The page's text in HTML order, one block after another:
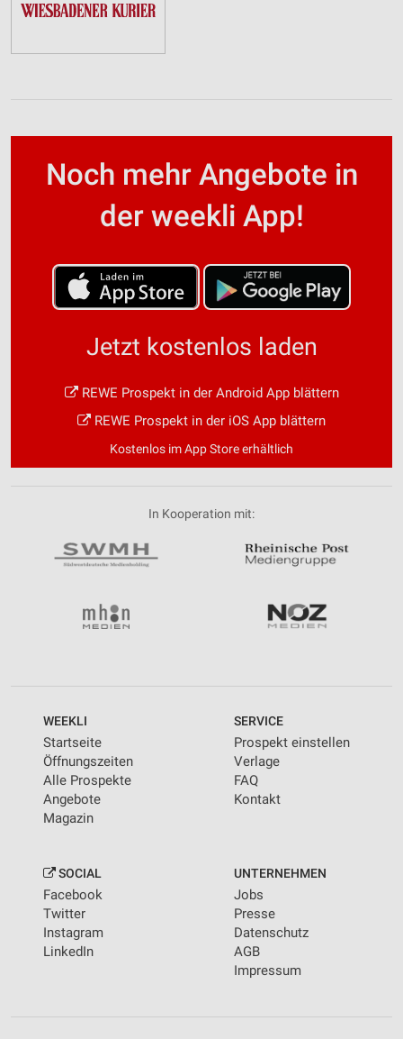
Noch mehr Angebote in
der weekli App!
Jetzt kostenlos laden
REWE Prospekt in der Android App blättern
REWE Prospekt in der iOS App blättern
Kostenlos im App Store erhältlich
In Kooperation mit:
WEEKLI
Startseite
Öffnungszeiten
Alle Prospekte
Angebote
Magazin
SERVICE
Prospekt einstellen
Verlage
FAQ
Kontakt
SOCIAL
Facebook
Twitter
Instagram
LinkedIn
UNTERNEHMEN
Jobs
Presse
Datenschutz
AGB
Impressum